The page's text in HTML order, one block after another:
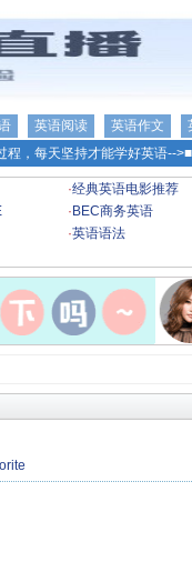
英语阅读 英语作文
程，每天坚持才能学好英语-->
·经典英语电影推荐
· BEC商务英语
·英语语法